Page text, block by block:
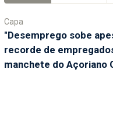
Capa
"Desemprego sobe
recorde de
manchete do Açoriano